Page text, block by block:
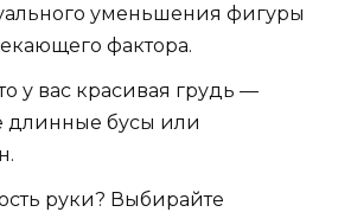
уменьшения фигуры
фактора.
у вас красивая грудь —
длинные бусы или
руки? Выбирайте